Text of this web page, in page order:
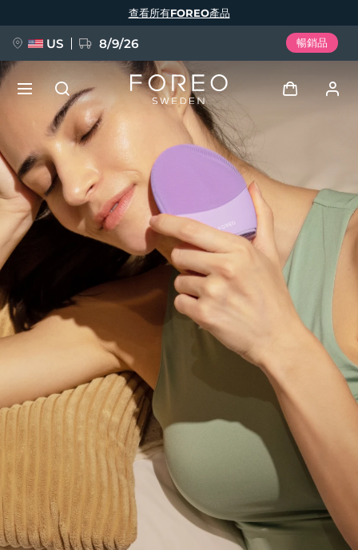
查看所有FOREO產品
US 8/9/26 暢銷品
用戶信息
我的設備
我的訂單
我的地址
我的訂閱
新品
FAQ™ Pure Beauty-Tech Elixir
BREAKING NEWS
issa™ Teeth Whitening Set
FAQ™ Dual LED Panel
熱門產品
語言
English Deutsch
Español
Français
Italiano
Português
Svenska
Русский
Türkçe
简体中文 繁體中文
發貨國家
美國 預計送達日期8/9/26
英國 預計送達日期8/8/26
西班牙 8/8/26
澳洲 預計送達日期 8/11/26